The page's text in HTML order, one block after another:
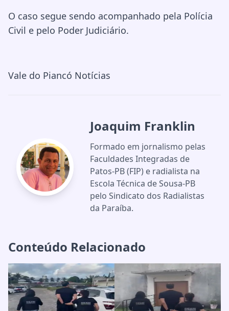
O caso segue sendo acompanhado pela Polícia
Civil e pelo Poder Judiciário.
Vale do Piancó Notícias
Joaquim Franklin
Formado em jornalismo pelas
Faculdades Integradas de
Patos-PB (FIP) e radialista na
Escola Técnica de Sousa-PB
pelo Sindicato dos Radialistas
da Paraíba.
Conteúdo Relacionado